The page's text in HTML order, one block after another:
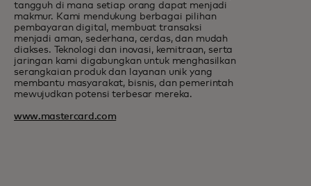
tangguh di mana setiap orang dapat menjadi
makmur. Kami mendukung berbagai pilihan
pembayaran digital, membuat transaksi
menjadi aman, sederhana, cerdas, dan mudah
diakses. Teknologi dan inovasi, kemitraan, serta
jaringan kami digabungkan untuk menghasilkan
serangkaian produk dan layanan unik yang
membantu masyarakat, bisnis, dan pemerintah
mewujudkan potensi terbesar mereka.
www.mastercard.com